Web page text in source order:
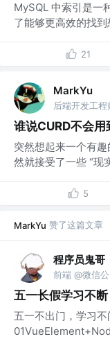
MySQL 中索引是一
了能够更高效的找到
21
MarkYu
后端开发工程
谁说CURD不会用
突然想起来一个有
然就接受了一些 “现
5
MarkYu 赞了这篇文章
程序员鬼哥
五一长假学习不
五一不出门，学习不